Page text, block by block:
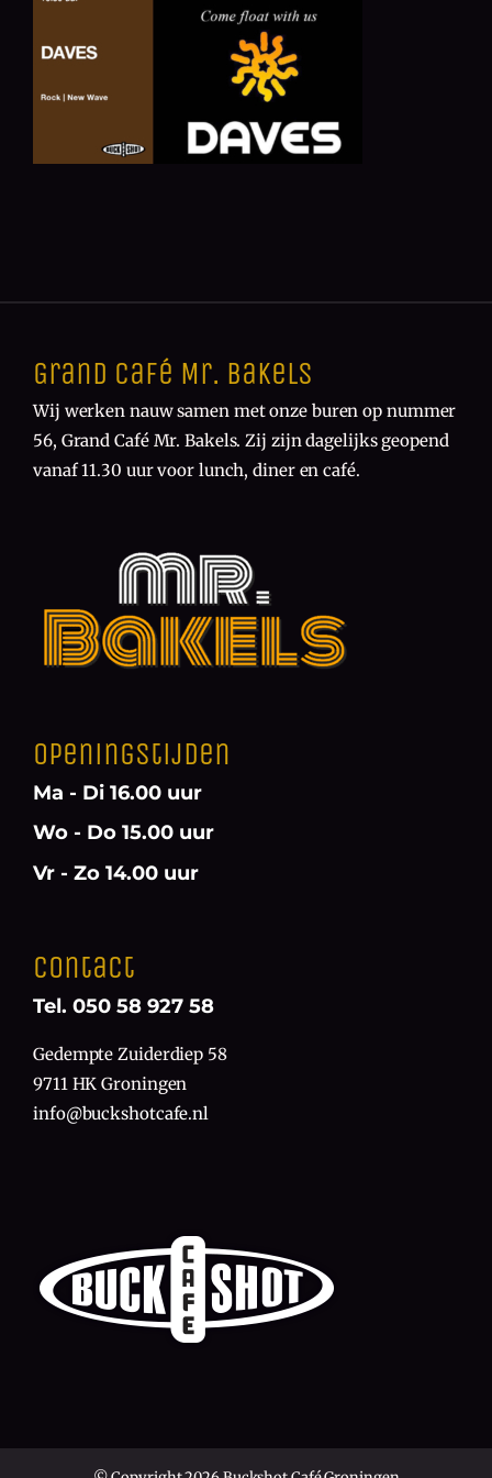
Grand Café Mr. Bakels
Wij werken nauw samen met onze buren op nummer
56, Grand Café Mr. Bakels. Zij zijn dagelijks geopend
vanaf 11.30 uur voor lunch, diner en café.
Openingstijden
Ma - Di 16.00 uur
Wo - Do 15.00 uur
Vr - Zo 14.00 uur
Contact
Tel. 050 58 927 58
Gedempte Zuiderdiep 58
9711 HK Groningen
info@buckshotcafe.nl